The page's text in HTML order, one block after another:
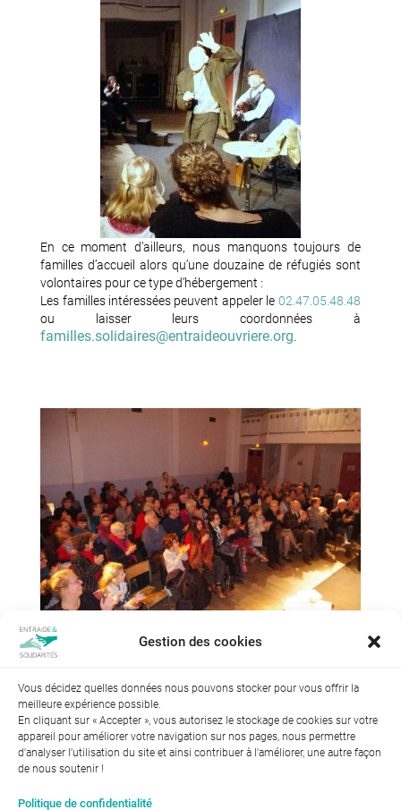
Gestion des cookies
Vous décidez quelles données nous pouvons stocker pour vous offrir la
meilleure expérience possible.
En cliquant sur « Accepter », vous autorisez le stockage de cookies sur votre
appareil pour améliorer votre navigation sur nos pages, nous permettre
d'analyser l’utilisation du site et ainsi contribuer à l'améliorer, une autre façon
de nous soutenir !
Politique de confidentialité
En ce moment d’ailleurs, nous manquons toujours de
familles d’accueil alors qu’une douzaine de réfugiés sont
volontaires pour ce type d’hébergement :
Les familles intéressées peuvent appeler le 02.47.05.48.48
ou laisser leurs coordonnées à
familles.solidaires@entraideouvriere.org